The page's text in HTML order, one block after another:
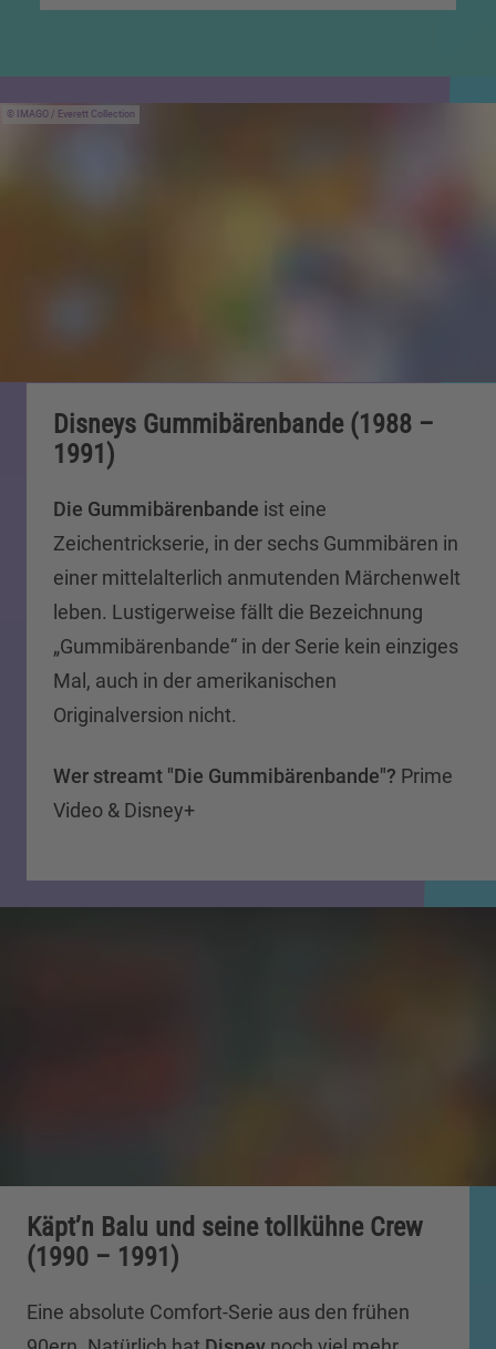
IMAGO / Everett Collection
Disneys Gummibärenbande (1988 –
1991)
Die Gummibärenbande ist eine
Zeichentrickserie, in der sechs Gummibären in
einer mittelalterlich anmutenden Märchenwelt
leben. Lustigerweise fällt die Bezeichnung
„Gummibärenbande“ in der Serie kein einziges
Mal, auch in der amerikanischen
Originalversion nicht.
Wer streamt "Die Gummibärenbande"? Prime
Video & Disney+
Käpt’n Balu und seine tollkühne Crew
(1990 – 1991)
Eine absolute Comfort-Serie aus den frühen